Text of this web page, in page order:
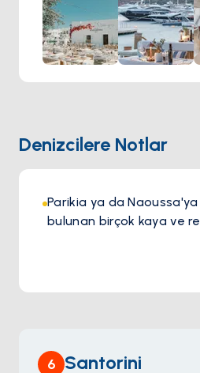
bulunuyor; geleneksel tarifler
yeniden hayat buluyor.
Barbarossa’da yemek yemek
unutulmaz bir deneyimdir. Gün
karşı bir kadeh şarabın tadını
ruhunun mükemmel uyumunu
Denizcilere Notlar
Parikia ya da
bulunan birçok kaya ve
6 Santorini